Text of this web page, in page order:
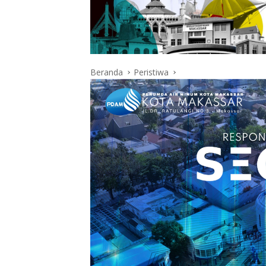
Beranda Peristiwa